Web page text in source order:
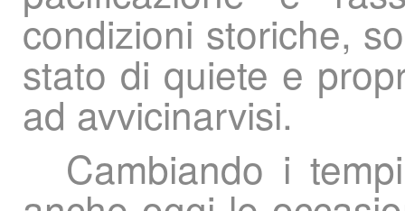
condizioni storiche,
stato di quiete e
ad avvicinarvisi.
Cambiando i